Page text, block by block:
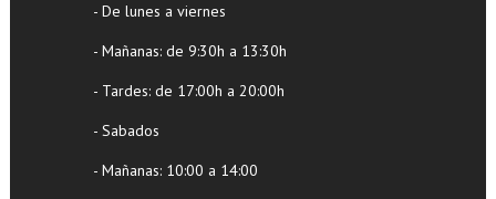
- De lunes a viernes
- Mañanas: de 9:30h a 13:30h
- Tardes: de 17:00h a 20:00h
- Sabados
- Mañanas: 10:00 a 14:00